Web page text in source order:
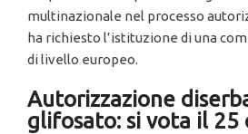
multinazionale nel processo
ha richiesto l’istituzione di una
di livello europeo.
Autorizzazione
glifosato: si vota il